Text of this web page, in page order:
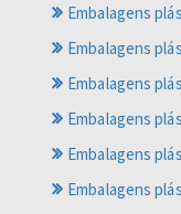
Embalagens
Embalagens
Embalagens
Embalagens
Embalagens
Embalagens